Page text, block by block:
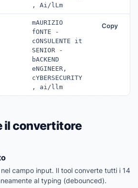
, Ai/lLm
mAURIZIO
fONTE -
cONSULENTE it
SENIOR -
bACKEND
eNGINEER,
cYBERSECURITY
, ai/llm
Copy
il convertitore
campo input. Il tool converte tutti i 14
al typing (debounced).